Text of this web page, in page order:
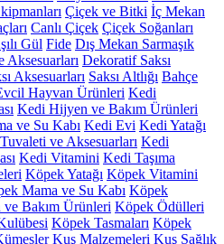
Çiçek ve Bitki İç Mekan
Canlı Çiçek Çiçek Soğanları
Gül Fide Dış Mekan Sarmaşık
Aksesuarları Dekoratif Saksı
Aksesuarları Saksı Altlığı Bahçe
Hayvan Ürünleri Kedi
Kedi Hijyen ve Bakım Ürünleri
ve Su Kabı Kedi Evi Kedi Yatağı
ve Aksesuarları Kedi
Kedi Vitamini Kedi Taşıma
Köpek Yatağı Köpek Vitamini
Mama ve Su Kabı Köpek
Bakım Ürünleri Köpek Ödülleri
Köpek Tasmaları Köpek
Kuş Malzemeleri Kuş Sağlık